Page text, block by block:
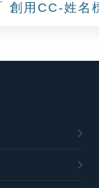
創用CC-姓名